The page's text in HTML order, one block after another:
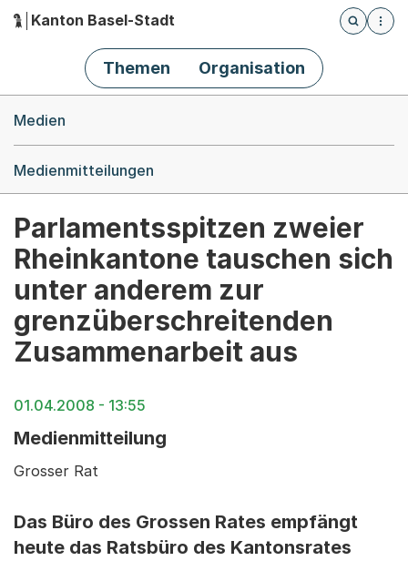
Hauptnavigation
Kanton Basel-Stadt
Öffnet
Themen Organisation
Medien
Medienmitteilungen
Parlamentsspitzen zweier
Rheinkantone tauschen sich
unter anderem zur
grenzüberschreitenden
Zusammenarbeit aus
01.04.2008 - 13:55
Medienmitteilung
Grosser Rat
Das Büro des Grossen Rates empfängt
heute das Ratsbüro des Kantonsrates